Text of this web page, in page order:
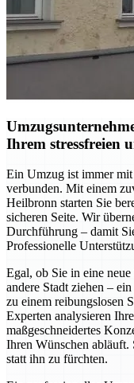
Ihrem stressfreien
Ein Umzug ist immer
verbunden. Mit einem
Heilbronn starten Sie
sicheren Seite. Wir
Durchführung – damit
Professionelle
Egal, ob Sie in eine
andere Stadt ziehen –
zu einem reibungslosen
Experten analysieren
maßgeschneidertes
Ihren Wünschen abläuft.
statt ihn zu fürchten.